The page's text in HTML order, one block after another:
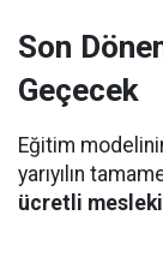
Son
Geçecek
Eğitim
yarıyılın
ücretli